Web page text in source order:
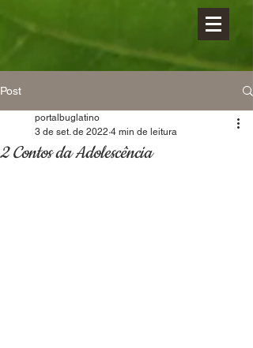
Post
2 Contos da Adolescência
portalbuglatino
3 de set. de 2022 4 min de leitura